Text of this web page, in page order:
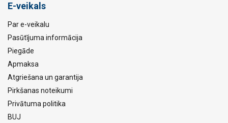
E-veikals
Par e-veikalu
Pasūtījuma informācija
Piegāde
Apmaksa
Atgriešana un garantija
Pirkšanas noteikumi
Privātuma politika
BUJ